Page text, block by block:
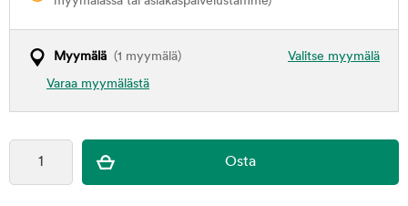
Valitse myymälä
Myymälä (1 myymälä)
Varaa myymälästä